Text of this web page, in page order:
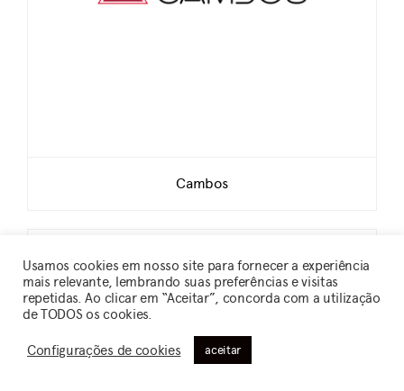
Cambos
Usamos cookies em nosso site para fornecer a experiência
mais relevante, lembrando suas preferências e visitas
repetidas. Ao clicar em “Aceitar”, concorda com a utilização
de TODOS os cookies.
Configurações de cookies aceitar